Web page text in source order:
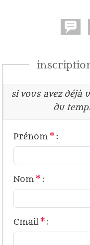
si vous avez déjà
du
Prénom * :
Nom * :
Email* :